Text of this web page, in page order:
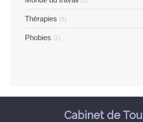
Thérapies (9)
Phobies (2)
Cabinet de